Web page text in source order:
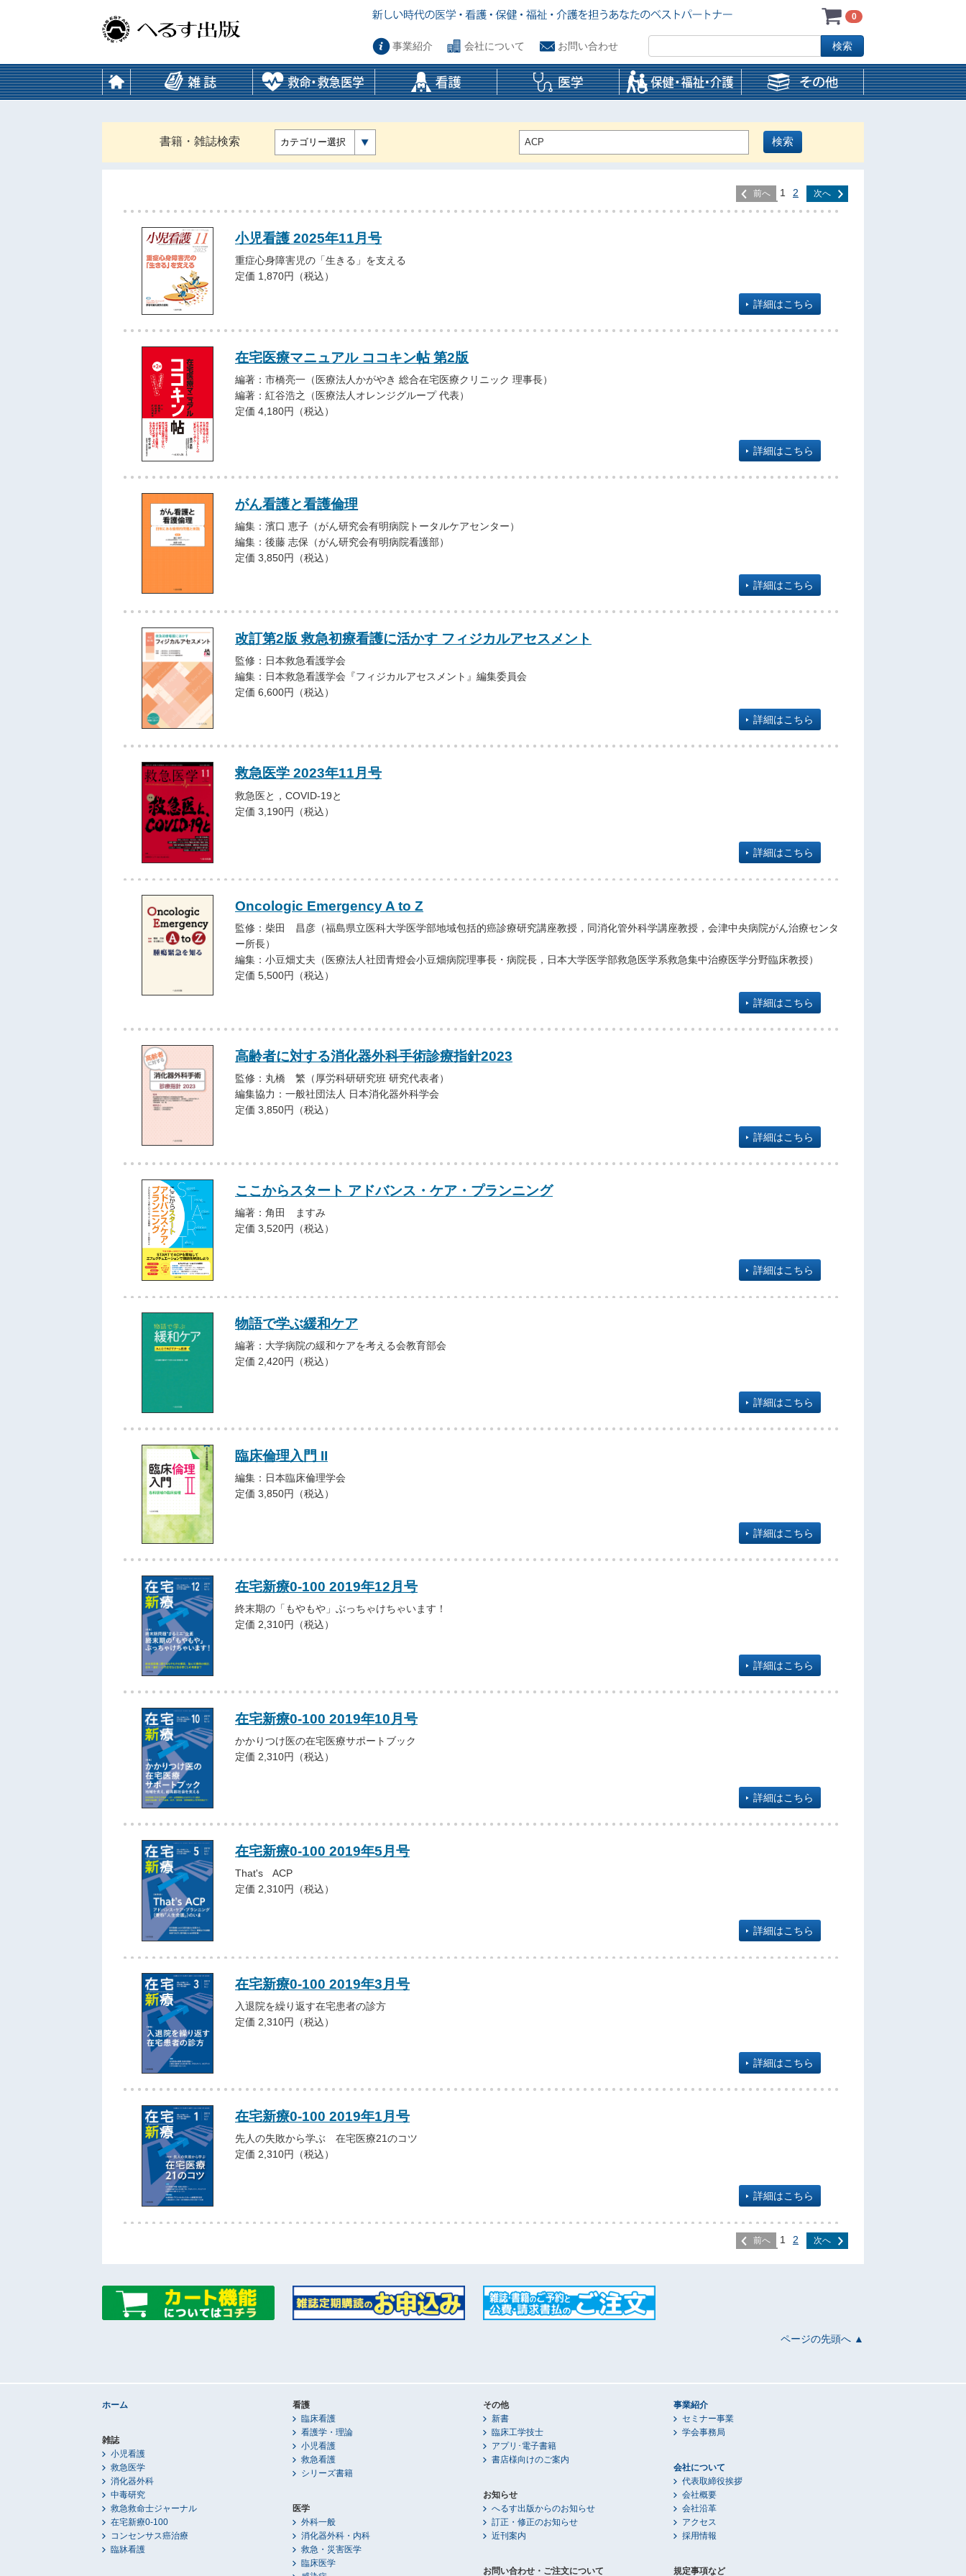
0
事業紹介 会社について お問い合わせ
書籍・雑誌検索 カテゴリー選択
前へ 1 2 次へ
小児看護 2025年11月号
重症心身障害児の「生きる」を支える
定価 1,870円（税込）
詳細はこちら
在宅医療マニュアル ココキン帖 第2版
編著：市橋亮一（医療法人かがやき 総合在宅医療クリニック 理事長）
編著：紅谷浩之（医療法人オレンジグループ 代表）
定価 4,180円（税込）
詳細はこちら
がん看護と看護倫理
編集：濱口 恵子（がん研究会有明病院トータルケアセンター）
編集：後藤 志保（がん研究会有明病院看護部）
定価 3,850円（税込）
詳細はこちら
改訂第2版 救急初療看護に活かす フィジカルアセスメント
監修：日本救急看護学会
編集：日本救急看護学会『フィジカルアセスメント』編集委員会
定価 6,600円（税込）
詳細はこちら
救急医学 2023年11月号
救急医と，COVID-19と
定価 3,190円（税込）
詳細はこちら
Oncologic Emergency A to Z
監修：柴田 昌彦（福島県立医科大学医学部地域包括的癌診療研究講座教授，同消化管外科学講座教授，会津中央病院がん治療センタ
ー所長）
編集：小豆畑丈夫（医療法人社団青燈会小豆畑病院理事長・病院長，日本大学医学部救急医学系救急集中治療医学分野臨床教授）
定価 5,500円（税込）
詳細はこちら
高齢者に対する消化器外科手術診療指針2023
監修：丸橋 繁（厚労科研研究班 研究代表者）
編集協力：一般社団法人 日本消化器外科学会
定価 3,850円（税込）
詳細はこちら
ここからスタート アドバンス・ケア・プランニング
編著：角田 ますみ
定価 3,520円（税込）
詳細はこちら
物語で学ぶ緩和ケア
編著：大学病院の緩和ケアを考える会教育部会
定価 2,420円（税込）
詳細はこちら
臨床倫理入門 II
編集：日本臨床倫理学会
定価 3,850円（税込）
詳細はこちら
在宅新療0-100 2019年12月号
終末期の「もやもや」ぶっちゃけちゃいます！
定価 2,310円（税込）
詳細はこちら
在宅新療0-100 2019年10月号
かかりつけ医の在宅医療サポートブック
定価 2,310円（税込）
詳細はこちら
在宅新療0-100 2019年5月号
That's ACP
定価 2,310円（税込）
詳細はこちら
在宅新療0-100 2019年3月号
入退院を繰り返す在宅患者の診方
定価 2,310円（税込）
詳細はこちら
在宅新療0-100 2019年1月号
先人の失敗から学ぶ 在宅医療21のコツ
定価 2,310円（税込）
詳細はこちら
前へ 1 2 次へ
ページの先頭へ ▲
ホーム
雑誌
小児看護
救急医学
消化器外科
中毒研究
救急救命士ジャーナル
在宅新療0-100
コンセンサス癌治療
臨牀看護
看護
臨床看護
看護学・理論
小児看護
救急看護
シリーズ書籍
医学
外科一般
消化器外科・内科
救急・災害医学
臨床医学
その他
新書
臨床工学技士
アプリ･電子書籍
書店様向けのご案内
お知らせ
へるす出版からのお知らせ
訂正・修正のお知らせ
近刊案内
お問い合わせ・ご注文について
事業紹介
セミナー事業
学会事務局
会社について
代表取締役挨拶
会社概要
会社沿革
アクセス
採用情報
規定事項など